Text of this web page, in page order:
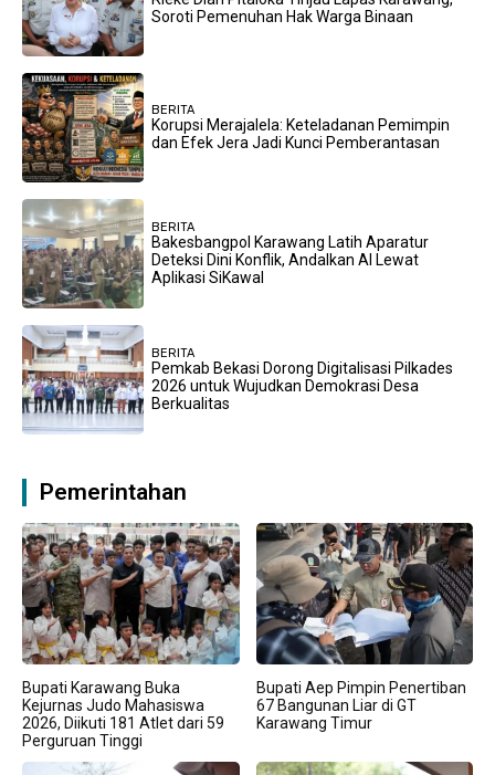
Soroti Pemenuhan Hak Warga Binaan
BERITA
Korupsi Merajalela: Keteladanan Pemimpin
dan Efek Jera Jadi Kunci Pemberantasan
BERITA
Bakesbangpol Karawang Latih Aparatur
Deteksi Dini Konflik, Andalkan AI Lewat
Aplikasi SiKawal
BERITA
Pemkab Bekasi Dorong Digitalisasi Pilkades
2026 untuk Wujudkan Demokrasi Desa
Berkualitas
Pemerintahan
Bupati Karawang Buka
Kejurnas Judo Mahasiswa
2026, Diikuti 181 Atlet dari 59
Perguruan Tinggi
Bupati Aep Pimpin Penertiban
67 Bangunan Liar di GT
Karawang Timur